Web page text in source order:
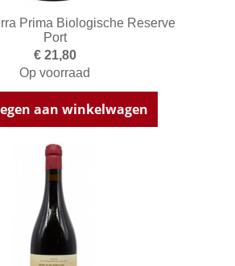
Prima Biologische Reserve
Port
€ 21,80
Op voorraad
aan winkelwagen